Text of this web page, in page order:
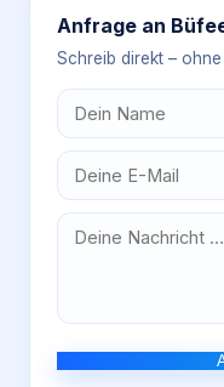
Anfrage an
Schreib direkt –